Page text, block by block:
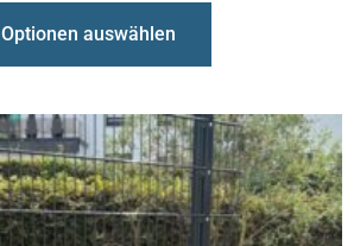
Optionen auswählen